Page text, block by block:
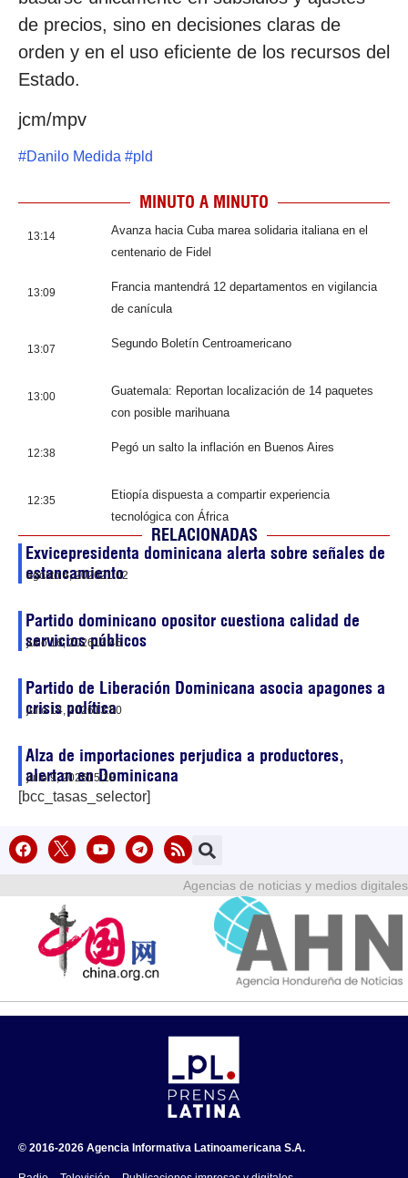
de precios, sino en decisiones claras de
orden y en el uso eficiente de los recursos del
Estado.
jcm/mpv
#Danilo Medida #pld
MINUTO A MINUTO
13:14
Avanza hacia Cuba marea solidaria italiana en el
centenario de Fidel
13:09
Francia mantendrá 12 departamentos en vigilancia
de canícula
13:07 Segundo Boletín Centroamericano
13:00
Guatemala: Reportan localización de 14 paquetes
con posible marihuana
12:38 Pegó un salto la inflación en Buenos Aires
12:35
Etiopía dispuesta a compartir experiencia
tecnológica con África
RELACIONADAS
Exvicepresidenta dominicana alerta sobre señales de
estancamiento
agosto 4, 202621:02
Partido dominicano opositor cuestiona calidad de
servicios públicos
julio 16, 202613:46
Partido de Liberación Dominicana asocia apagones a
crisis política
julio 14, 202613:50
Alza de importaciones perjudica a productores,
alertan en Dominicana
julio 9, 202615:18
[bcc_tasas_selector]
Agencias de noticias y medios digitales
© 2016-2026 Agencia Informativa Latinoamericana S.A.